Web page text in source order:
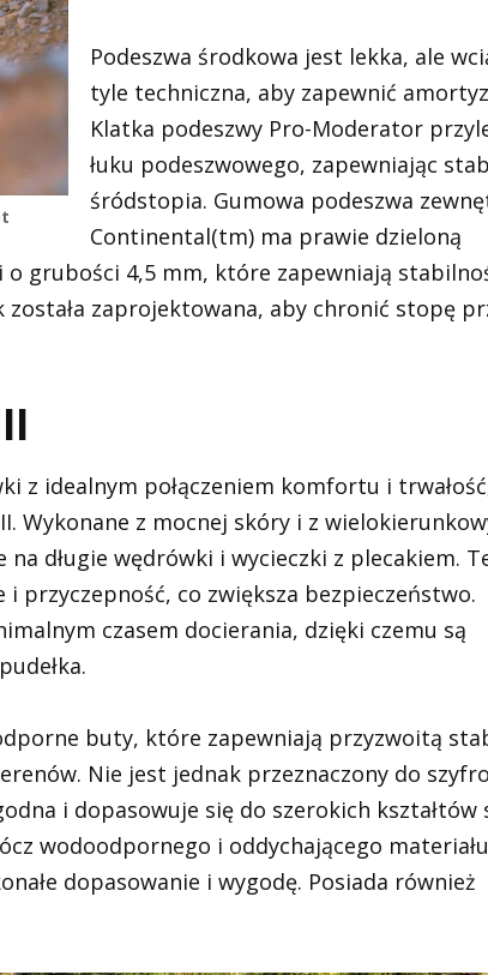
Podeszwa środkowa jest lekka, ale
tyle techniczna, aby zapewnić
Klatka podeszwy Pro-Moderator
łuku podeszwowego, zapewniając
śródstopia. Gumowa podeszwa
Continental(tm) ma prawie dzieloną
grubości 4,5 mm, które zapewniają
została zaprojektowana, aby chronić stopę
z idealnym połączeniem komfortu i
Wykonane z mocnej skóry i z
długie wędrówki i wycieczki z plecakiem.
przyczepność, co zwiększa bezpieczeństwo.
czasem docierania, dzięki czemu są
buty, które zapewniają przyzwoitą
Nie jest jednak przeznaczony do
i dopasowuje się do szerokich kształtów
wodoodpornego i oddychającego
dopasowanie i wygodę. Posiada również